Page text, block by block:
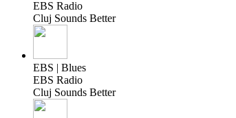
EBS Radio
Cluj Sounds Better
EBS | Blues
EBS Radio
Cluj Sounds Better